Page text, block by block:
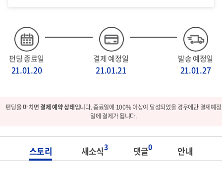
펀딩 종료일
21.01.20
결제 예정일
21.01.21
발송 예정일
21.01.27
펀딩을 마치면결제 예약 상태입니다. 종료일에 100% 이상이 달성되었을 경우에만 결제예정
일에 결제가 됩니다.
스토리 새소식3 댓글0 안내